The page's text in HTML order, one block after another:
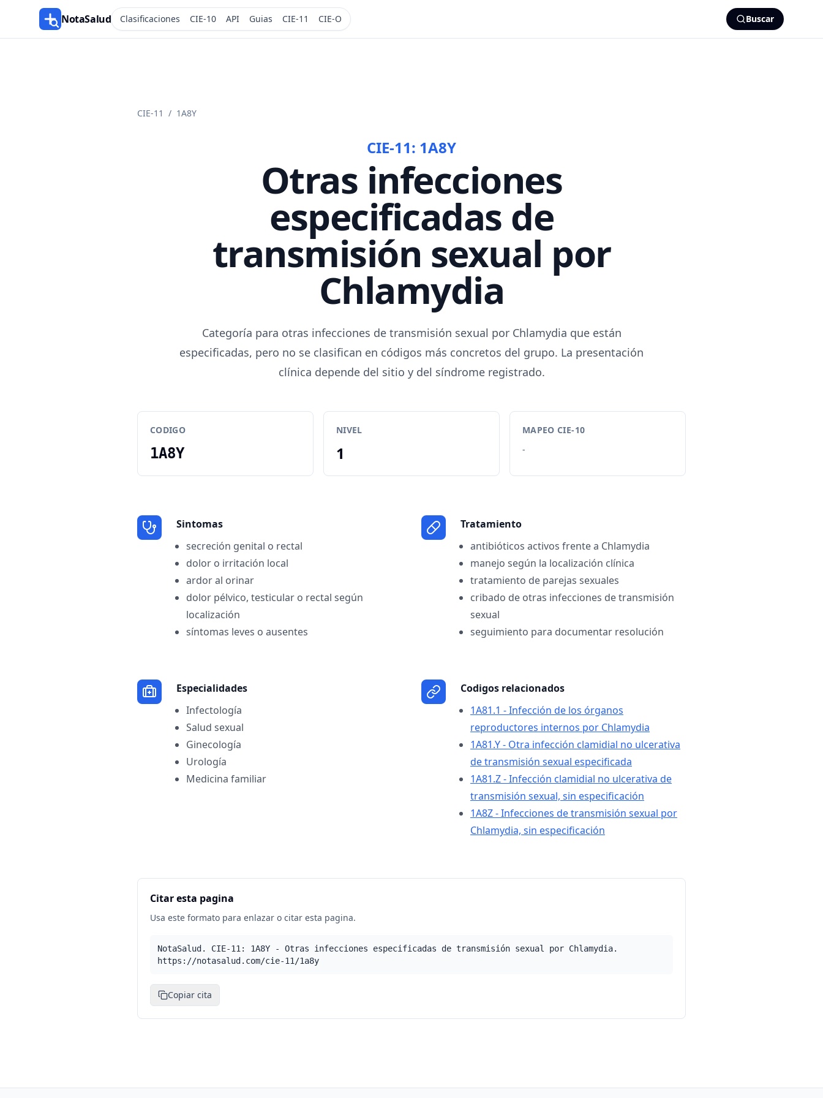
NotaSalud Clasificaciones CIE-10 API Guias CIE-11 CIE-O Buscar
CIE-11 / 1A8Y
CIE-11: 1A8Y
Otras infecciones
especificadas de
transmisión sexual por
Chlamydia
Categoría para otras infecciones de transmisión sexual por Chlamydia que están
especificadas, pero no se clasifican en códigos más concretos del grupo. La presentación
clínica depende del sitio y del síndrome registrado.
CODIGO
1A8Y
NIVEL
1
MAPEO CIE-10
-
Sintomas
secreción genital o rectal
dolor o irritación local
ardor al orinar
dolor pélvico, testicular o rectal según
localización
síntomas leves o ausentes
Tratamiento
antibióticos activos frente a Chlamydia
manejo según la localización clínica
tratamiento de parejas sexuales
cribado de otras infecciones de transmisión
sexual
seguimiento para documentar resolución
Especialidades
Infectología
Salud sexual
Ginecología
Urología
Medicina familiar
Codigos relacionados
1A81.1 - Infección de los órganos
reproductores internos por Chlamydia
1A81.Y - Otra infección clamidial no ulcerativa
de transmisión sexual especificada
1A81.Z - Infección clamidial no ulcerativa de
transmisión sexual, sin especificación
1A8Z - Infecciones de transmisión sexual por
Chlamydia, sin especificación
Citar esta pagina
Usa este formato para enlazar o citar esta pagina.
NotaSalud. CIE-11: 1A8Y - Otras infecciones especificadas de transmisión sexual por Chlamydia.
https://notasalud.com/cie-11/1a8y
Copiar cita